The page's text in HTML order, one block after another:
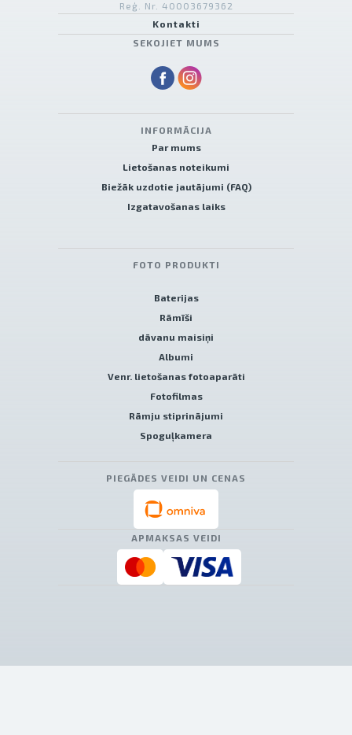
Reģ. Nr. 40003679362
Kontakti
SEKOJIET MUMS
INFORMĀCIJA
Par mums
Lietošanas noteikumi
Biežāk uzdotie jautājumi (FAQ)
Izgatavošanas laiks
FOTO PRODUKTI
Baterijas
Rāmīši
dāvanu maisiņi
Albumi
Venr. lietošanas fotoaparāti
Fotofilmas
Rāmju stiprinājumi
Spoguļkamera
PIEGĀDES VEIDI UN CENAS
APMAKSAS VEIDI